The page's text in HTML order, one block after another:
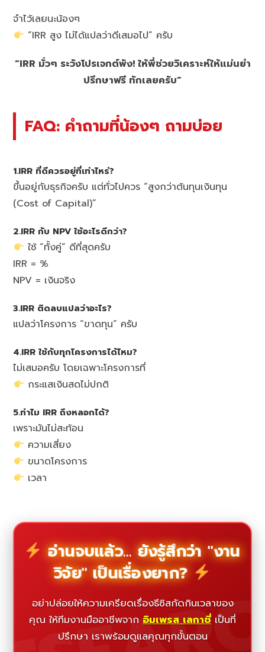
จำไว้เลยนะน้องๆ
“IRR สูง ไม่ได้แปลว่าดีเสมอไป” ครับ
“IRR มั่วๆ ระวังโปรเจกต์พัง! ให้พี่ช่วยวิเคราะห์ให้แม่นยำ
ปรึกษาฟรี ทักเลยครับ”
FAQ: คำถามที่น้องๆ ถามบ่อย
1.IRR ที่ดีควรอยู่ที่เท่าไหร่?
ขึ้นอยู่กับธุรกิจครับ แต่ทั่วไปควร “สูงกว่าต้นทุนเงินทุน
(Cost of Capital)”
2.IRR กับ NPV ใช้อะไรดีกว่า?
ใช้ “ทั้งคู่” ดีที่สุดครับ
IRR = %
NPV = เงินจริง
3.IRR ติดลบแปลว่าอะไร?
แปลว่าโครงการ “ขาดทุน” ครับ
4.IRR ใช้กับทุกโครงการได้ไหม?
ไม่เสมอครับ โดยเฉพาะโครงการที่
กระแสเงินสดไม่ปกติ
5.ทำไม IRR ถึงหลอกได้?
เพราะมันไม่สะท้อน
ความเสี่ยง
ขนาดโครงการ
เวลา
อ่านจบแล้ว... ยังรู้สึกว่า "งาน
วิจัย" เป็นเรื่องยาก?
อย่าปล่อยให้ความเครียดเรื่องธีซิสกัดกินเวลาของ
คุณ ให้ทีมงานมืออาชีพจาก อิมเพรส เลกาซี่ เป็นที่
ปรึกษา เราพร้อมดูแลคุณทุกขั้นตอน